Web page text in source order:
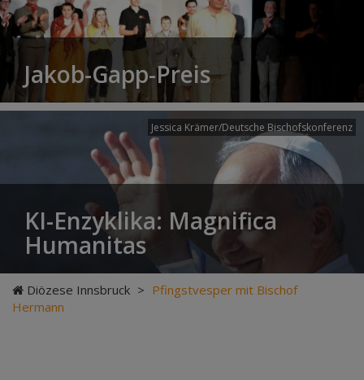
Jakob-Gapp-Preis
Jessica Krämer/Deutsche Bischofskonferenz
KI-Enzyklika: Magnifica
Humanitas
Diözese Innsbruck > Pfingstvesper mit Bischof
Hermann